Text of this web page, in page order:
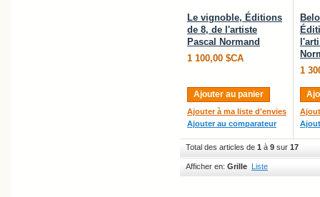
Le vignoble, Éditions
de 8, de l'artiste
Pascal Normand
1 100,00 $CA
Ajouter au panier
Ajouter à ma liste d'envies
Ajouter au comparateur
1
Total des articles de 1 à 9 sur 17
Afficher en: Grille Liste